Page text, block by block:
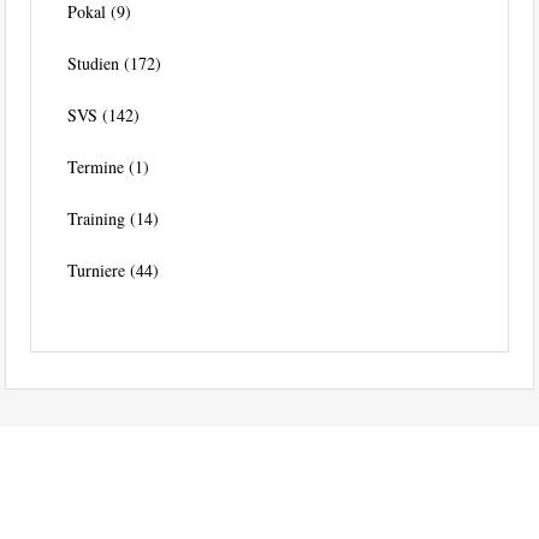
Pokal (9)
Studien (172)
SVS (142)
Termine (1)
Training (14)
Turniere (44)